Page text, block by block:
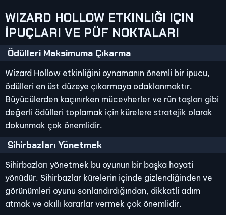
WIZARD HOLLOW ETKINLIĞI IÇIN
İPUÇLARI VE PÜF NOKTALARI
Ödülleri Maksimuma Çıkarma
Wizard Hollow etkinliğini oynamanın önemli bir ipucu,
ödülleri en üst düzeye çıkarmaya odaklanmaktır.
Büyücülerden kaçınırken mücevherler ve rün taşları gibi
değerli ödülleri toplamak için kürelere stratejik olarak
dokunmak çok önemlidir.
Sihirbazları Yönetmek
Sihirbazları yönetmek bu oyunun bir başka hayati
yönüdür. Sihirbazlar kürelerin içinde gizlendiğinden ve
görünümleri oyunu sonlandırdığından, dikkatli adım
atmak ve akıllı kararlar vermek çok önemlidir.